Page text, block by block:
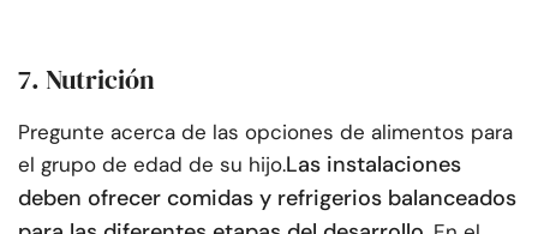
7. Nutrición
Pregunte acerca de las opciones de alimentos para
el grupo de edad de su hijo.Las instalaciones
deben ofrecer comidas y refrigerios balanceados